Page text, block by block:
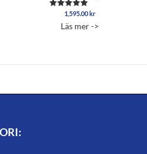
Betygsatt
av 5
1,595.00 kr
Läs mer ->